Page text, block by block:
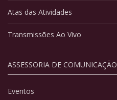
Atas das Atividades
Transmissões Ao Vivo
ASSESSORIA DE COMUNICAÇÃO
Eventos